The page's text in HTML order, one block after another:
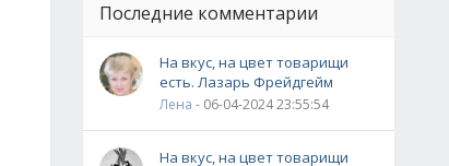
Последние комментарии
На вкус, на цвет товарищи
есть. Лазарь Фрейдгейм
Лена - 06-04-2024 23:55:54
На вкус, на цвет товарищи